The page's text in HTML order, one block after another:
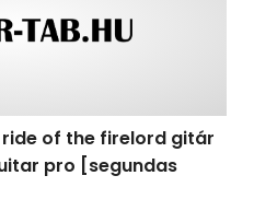
of the firelord gitár
pro [segundas